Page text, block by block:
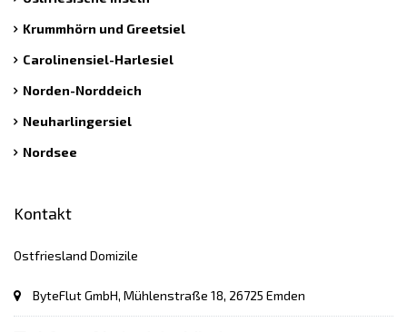
Krummhörn und Greetsiel
Carolinensiel-Harlesiel
Norden-Norddeich
Neuharlingersiel
Nordsee
Kontakt
Ostfriesland Domizile
ByteFlut GmbH, Mühlenstraße 18, 26725 Emden